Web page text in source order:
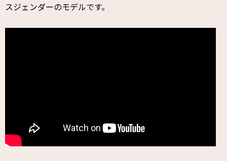
スジェンダーのモデルです。